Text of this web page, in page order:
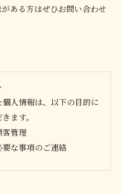
ある方はぜひお問い合わせ
人情報は、以下の目的に
ます。
客管理
要な事項のご連絡